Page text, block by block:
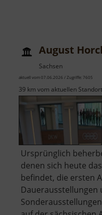
August
Sachsen
aktuell vom 07.06.2026 / Zugriffe: 7605
39 km vom aktuellen Standort
Ursprünglich
denen sich heute
befindet, die ersten
Dauerausstellungen